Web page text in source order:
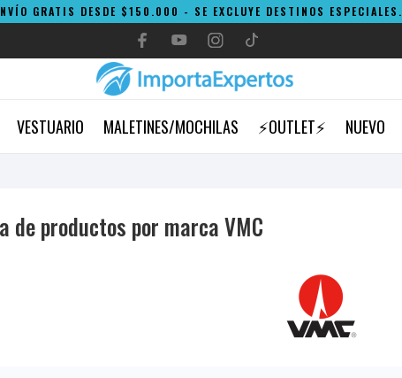
GRATIS DESDE $150.000 - SE EXCLUYE DESTINOS ESPECIALES.
VESTUARIO MALETINES/MOCHILAS ⚡OUTLET⚡ NUEVO
de productos por marca VMC